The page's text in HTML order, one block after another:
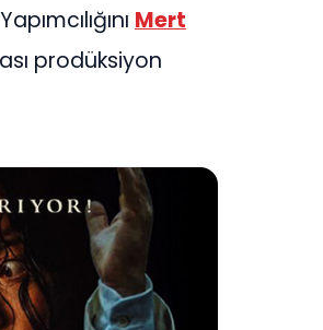
Mert
prodüksiyon